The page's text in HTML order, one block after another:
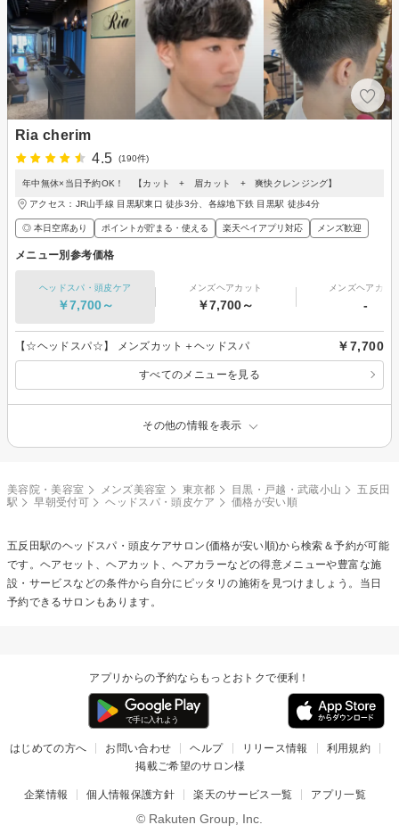
Ria cherim
4.5
(190件)
年中無休×当日予約OK！ 【カット + 眉カット + 爽快クレンジング】
アクセス：JR山手線 目黒駅東口 徒歩3分、各線地下鉄 目黒駅 徒歩4分
◎ 本日空席あり ポイントが貯まる・使える 楽天ペイアプリ対応 メンズ歓迎
メニュー別参考価格
ヘッドスパ・頭皮ケア
￥7,700～
メンズヘアカット
￥7,700～
メンズヘアカラ
-
【☆ヘッドスパ☆】 メンズカット＋ヘッドスパ ￥7,700
すべてのメニューを見る
その他の情報を表示
美容院・美容室 メンズ美容室 東京都 目黒・戸越・武蔵小山
五反田
駅
早朝受付可 ヘッドスパ・頭皮ケア 価格が安い順
五反田駅のヘッドスパ・頭皮ケアサロン(価格が安い順)から検索＆予約が可能
です。ヘアセット、ヘアカット、ヘアカラーなどの得意メニューや豊富な施
設・サービスなどの条件から自分にピッタリの施術を見つけましょう。当日
予約できるサロンもあります。
アプリからの予約ならもっとおトクで便利！
はじめての方へ お問い合わせ ヘルプ リリース情報
利用規約
掲載ご希望のサロン様
企業情報 個人情報保護方針 楽天のサービス一覧 アプリ一覧
© Rakuten Group, Inc.